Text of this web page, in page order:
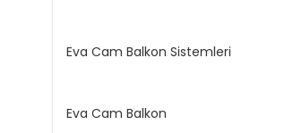
Eva Cam Balkon Sistemleri
Eva Cam Balkon